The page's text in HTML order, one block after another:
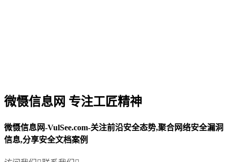
微慑信息网 专注工匠精神
微慑信息网-VulSee.com-关注前沿安全态势,聚合网络安全漏洞
信息,分享安全文档案例